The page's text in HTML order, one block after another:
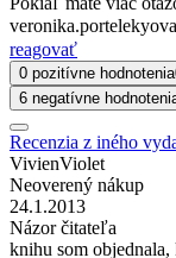
reagovať
0 pozitívne hodnotenia
6 negatívne
Recenzia z iného
VivienViolet
Neoverený nákup
24.1.2013
Názor čitateľa
knihu som objednala,